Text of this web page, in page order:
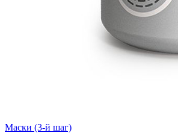
Маски (3-й шаг)